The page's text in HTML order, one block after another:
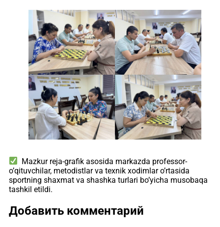
Mazkur reja-grafik asosida markazda professor-
o’qituvchilar, metodistlar va texnik xodimlar o’rtasida
sportning shaxmat va shashka turlari bo’yicha musobaqa
tashkil etildi.
Добавить комментарий